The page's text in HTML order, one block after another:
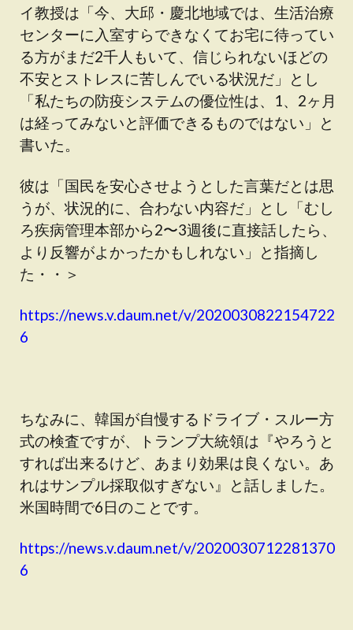
イ教授は「今、大邱・慶北地域では、生活治療
センターに入室すらできなくてお宅に待ってい
る方がまだ2千人もいて、信じられないほどの
不安とストレスに苦しんでいる状況だ」とし
「私たちの防疫システムの優位性は、1、2ヶ月
は経ってみないと評価できるものではない」と
書いた。
彼は「国民を安心させようとした言葉だとは思
うが、状況的に、合わない内容だ」とし「むし
ろ疾病管理本部から2〜3週後に直接話したら、
より反響がよかったかもしれない」と指摘し
た・・＞
https://news.v.daum.net/v/2020030822154722
6
ちなみに、韓国が自慢するドライブ・スルー方
式の検査ですが、トランプ大統領は『やろうと
すれば出来るけど、あまり効果は良くない。あ
れはサンプル採取似すぎない』と話しました。
米国時間で6日のことです。
https://news.v.daum.net/v/2020030712281370
6